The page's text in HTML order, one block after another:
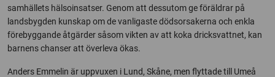
samhällets hälsoinsatser. Genom att dessutom ge föräldrar på
landsbygden kunskap om de vanligaste dödsorsakerna och enkla
förebyggande åtgärder såsom vikten av att koka dricksvattnet, kan
barnens chanser att överleva ökas.
Anders Emmelin är uppvuxen i Lund, Skåne, men flyttade till Umeå